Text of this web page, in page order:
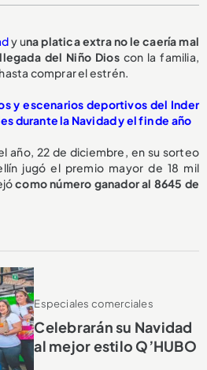
y una platica extra no le caería mal
del Niño Dios con la familia,
comprar el estrén.
y escenarios deportivos del Inder
durante la Navidad y el fin de año
año, 22 de diciembre, en su sorteo
jugó el premio mayor de 18 mil
como número ganador al 8645 de
Especiales comerciales
Celebrarán su Navidad
al mejor estilo Q’HUBO